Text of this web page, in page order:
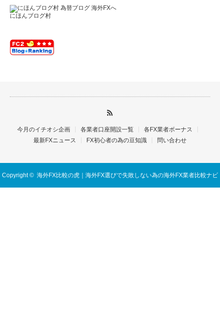
にほんブログ村
今月のイチオシ企画 各業者口座開設一覧
各FX業者ボーナス
最新FXニュース
FX初心者の為の豆知識 問い合わせ
Copyright © 海外FX比較の虎｜海外FX選びで失敗しない為の海外FX業者比較ナビ